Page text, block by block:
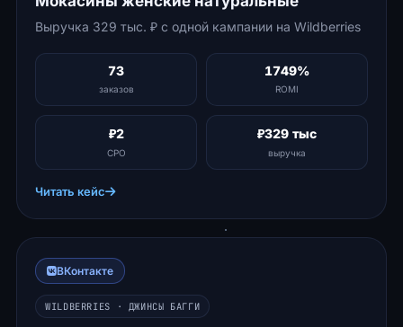
Выручка 329 тыс. ₽ с одной кампании на Wildberries
73
заказов
1749%
ROMI
₽2
CPO
₽329 тыс
выручка
Читать кейс
ВКонтакте
WILDBERRIES · ДЖИНСЫ БАГГИ